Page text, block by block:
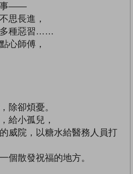
事——
思長進，
多種惡習……
心師傅，
除卻煩憂。
給小孤兒，
威院，以糖水給醫務人員打
個散發祝福的地方。